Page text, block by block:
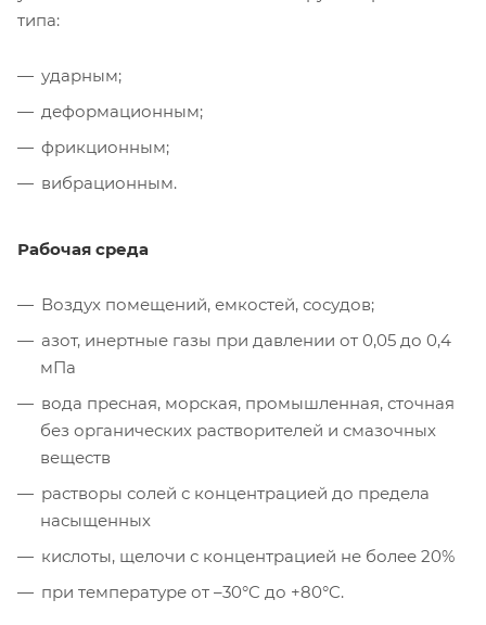
типа:
ударным;
деформационным;
фрикционным;
вибрационным.
Рабочая среда
Воздух помещений, емкостей, сосудов;
азот, инертные газы при давлении от 0,05 до 0,4
мПа
вода пресная, морская, промышленная, сточная
без органических растворителей и смазочных
веществ
растворы солей с концентрацией до предела
насыщенных
кислоты, щелочи с концентрацией не более 20%
при температуре от –30°C до +80°C.